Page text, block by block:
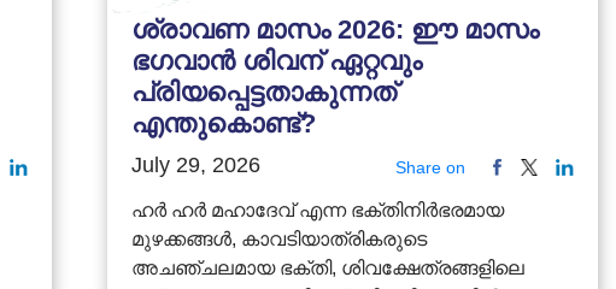
ശ്രാവണ മാസം 2026: ഈ മാസം
ഭഗവാൻ ശിവന് ഏറ്റവും
പ്രിയപ്പെട്ടതാകുന്നത്
എന്തുകൊണ്ട്?
July 29, 2026 Share on
ഹർ ഹർ മഹാദേവ് എന്ന ഭക്തിനിർഭരമായ
മുഴക്കങ്ങൾ, കാവടിയാത്രികരുടെ
അചഞ്ചലമായ ഭക്തി, ശിവക്ഷേത്രങ്ങളിലെ